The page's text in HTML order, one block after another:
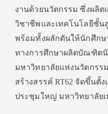
งานด้วยนวัตกรรม ซึ่งผลิ
วิชาชีพและเทคโนโลยีชั้น
พร้อมทั้งผลักดันให้นักศึกษ
ทางการศึกษาผลิตบัณฑิต
มหาวิทยาลัยแห่งนวัตกรร
สร้างสรรค์ RT62 จัดขึ้นตั้
ประชุมใหญ่ มหาวิทยาลัย